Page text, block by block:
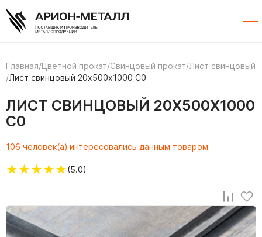
Главная/Цветной прокат/Свинцовый прокат/Лист свинцовый
/Лист свинцовый 20х500х1000 С0
ЛИСТ СВИНЦОВЫЙ 20Х500Х1000
С0
106 человек(а) интересовались данным товаром
★★★★★(5.0)